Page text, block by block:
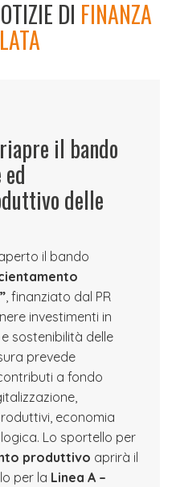
DI FINANZA
il bando
delle
il bando
, finanziato dal PR
investimenti in
sostenibilità delle
prevede
a fondo
economia
Lo sportello per
produttivo aprirà il
per la Linea A –